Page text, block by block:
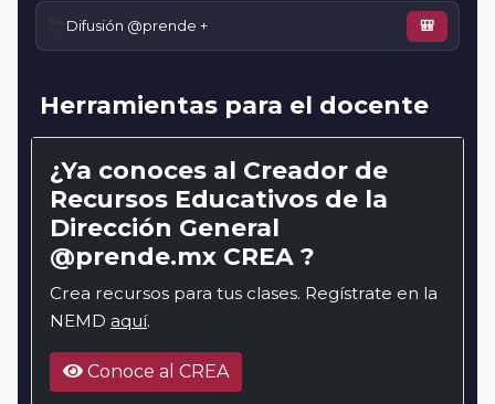
Difusión @prende + 🎒
Herramientas para el docente
¿Ya conoces al Creador de
Recursos Educativos de la
Dirección General
@prende.mx CREA ?
Crea recursos para tus clases. Regístrate en la
NEMD aquí.
Conoce al CREA